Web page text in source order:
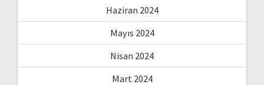
Haziran 2024
Mayıs 2024
Nisan 2024
Mart 2024